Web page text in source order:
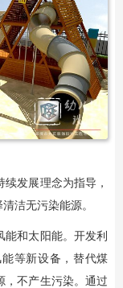
发展理念为指导，
洁无污染能源。
和太阳能。开发利
等新设备，替代煤
，不产生污染。通过